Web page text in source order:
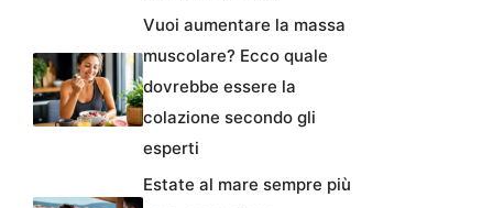
Vuoi aumentare la massa
muscolare? Ecco quale
dovrebbe essere la
colazione secondo gli
esperti
Estate al mare sempre più